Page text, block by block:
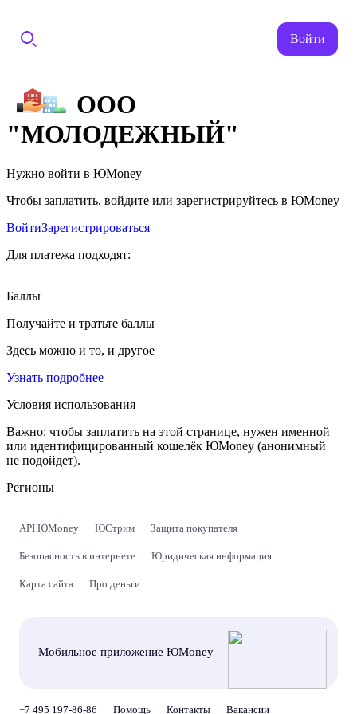
Войти
ООО
"МОЛОДЕЖНЫЙ"
Нужно войти в ЮMoney
Чтобы заплатить, войдите или зарегистрируйтесь в ЮMoney
ВойтиЗарегистрироваться
Для платежа подходят:
Баллы
Получайте и тратьте баллы
Здесь можно и то, и другое
Узнать подробнее
Условия использования
Важно: чтобы заплатить на этой странице, нужен именной
или идентифицированный кошелёк ЮMoney (анонимный
не подойдет).
Регионы
API ЮMoney ЮСтрим Защита покупателя
Безопасность в интернете Юридическая информация
Карта сайта Про деньги
Мобильное приложение ЮMoney
+7 495 197-86-86 Помощь Контакты Вакансии